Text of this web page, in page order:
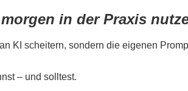
in der Praxis
KI scheitern, sondern die eigenen
– und solltest.